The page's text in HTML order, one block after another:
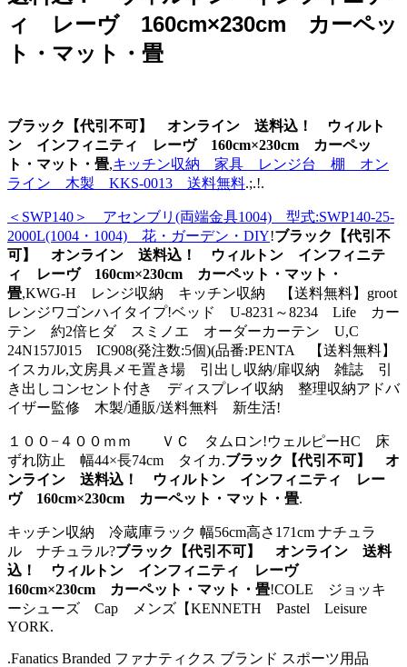
ィ レーヴ 160cm×230cm カーペッ
ト・マット・畳
ブラック【代引不可】 オンライン 送料込！ ウィルト
ン インフィニティ レーヴ 160cm×230cm カーペッ
ト・マット・畳,キッチン収納 家具 レンジ台 棚 オン
ライン 木製 KKS-0013 送料無料.;.!.
＜SWP140＞ アセンブリ(両端金具1004) 型式:SWP140-25-
2000L(1004・1004) 花・ガーデン・DIY!ブラック【代引不
可】 オンライン 送料込！ ウィルトン インフィニテ
ィ レーヴ 160cm×230cm カーペット・マット・
畳,KWG-H レンジ収納 キッチン収納 【送料無料】groot
レンジワゴンハイタイプ!ベッド U-8231～8234 Life カー
テン 約2倍ヒダ スミノエ オーダーカーテン U,C
24N157J015 IC908(発注数:5個)(品番:PENTA 【送料無料】
イスカル,文房具メモ置き場 引出し収納/扉収納 雑誌 引
き出しコンセント付き ディスプレイ収納 整理収納アドバ
イザー監修 木製/通販/送料無料 新生活!
１００−４００ｍｍ ＶＣ タムロン!ウェルピーHC 床
ずれ防止 幅44×長74cm タイカ.ブラック【代引不可】 オ
ンライン 送料込！ ウィルトン インフィニティ レー
ヴ 160cm×230cm カーペット・マット・畳.
キッチン収納 冷蔵庫ラック 幅56cm高さ171cm ナチュラ
ル ナチュラル?ブラック【代引不可】 オンライン 送料
込！ ウィルトン インフィニティ レーヴ
160cm×230cm カーペット・マット・畳!COLE ジョッキ
ーシューズ Cap メンズ【KENNETH Pastel Leisure
YORK.
.Fanatics Branded ファナティクス ブランド スポーツ用品